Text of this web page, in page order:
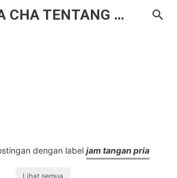
CERITA CHA TENTANG HAL BIASA
dengan label jam tangan pria
Lihat semua